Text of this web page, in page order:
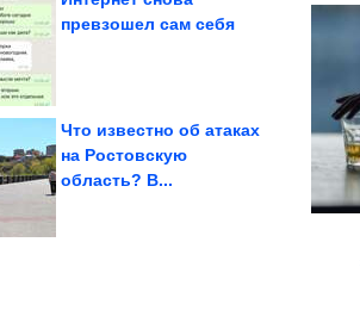
превзошел сам себя
Что известно об атаках
на Ростовскую
область? В...
Как стирать постельное
бельё, чтобы оно
хрустело как в...